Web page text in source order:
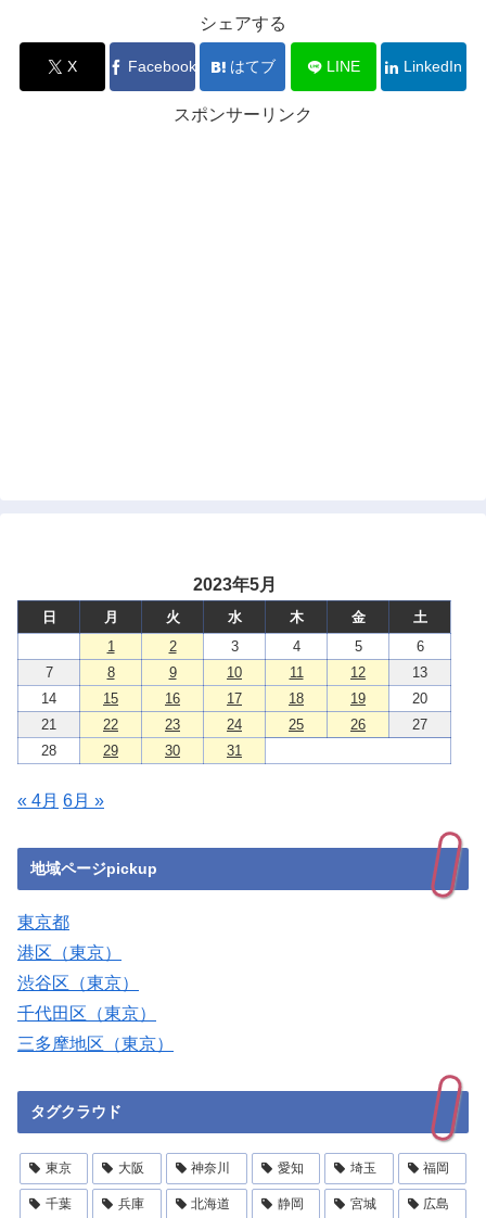
シェアする
X Facebook はてブ LINE LinkedIn
スポンサーリンク
2023年5月
日 月 火 水 木 金
土
1
2 3 4 5
6
7
8 9 10 11 12
13
14
15 16 17 18 19
20
21
22 23 24 25 26
27
28
29 30 31
« 4月 6月 »
地域ページpickup
東京都
港区（東京）
渋谷区（東京）
千代田区（東京）
三多摩地区（東京）
タグクラウド
東京 大阪 神奈川 愛知 埼玉 福岡
千葉 兵庫 北海道 静岡 宮城 広島